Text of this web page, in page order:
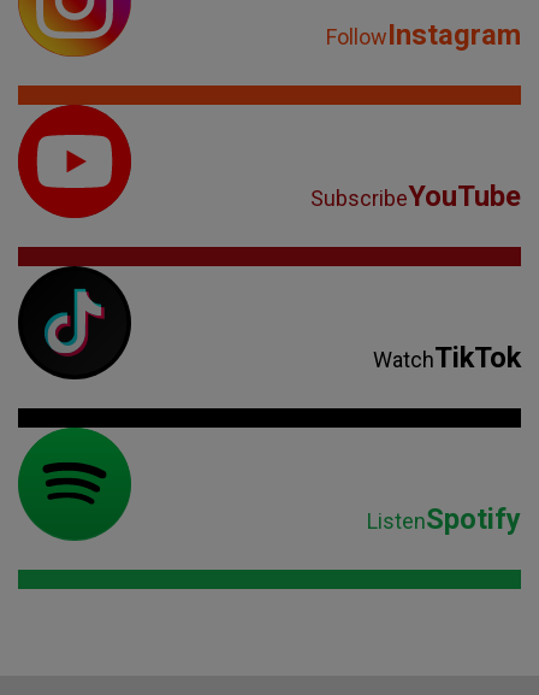
FollowInstagram
SubscribeYouTube
WatchTikTok
ListenSpotify